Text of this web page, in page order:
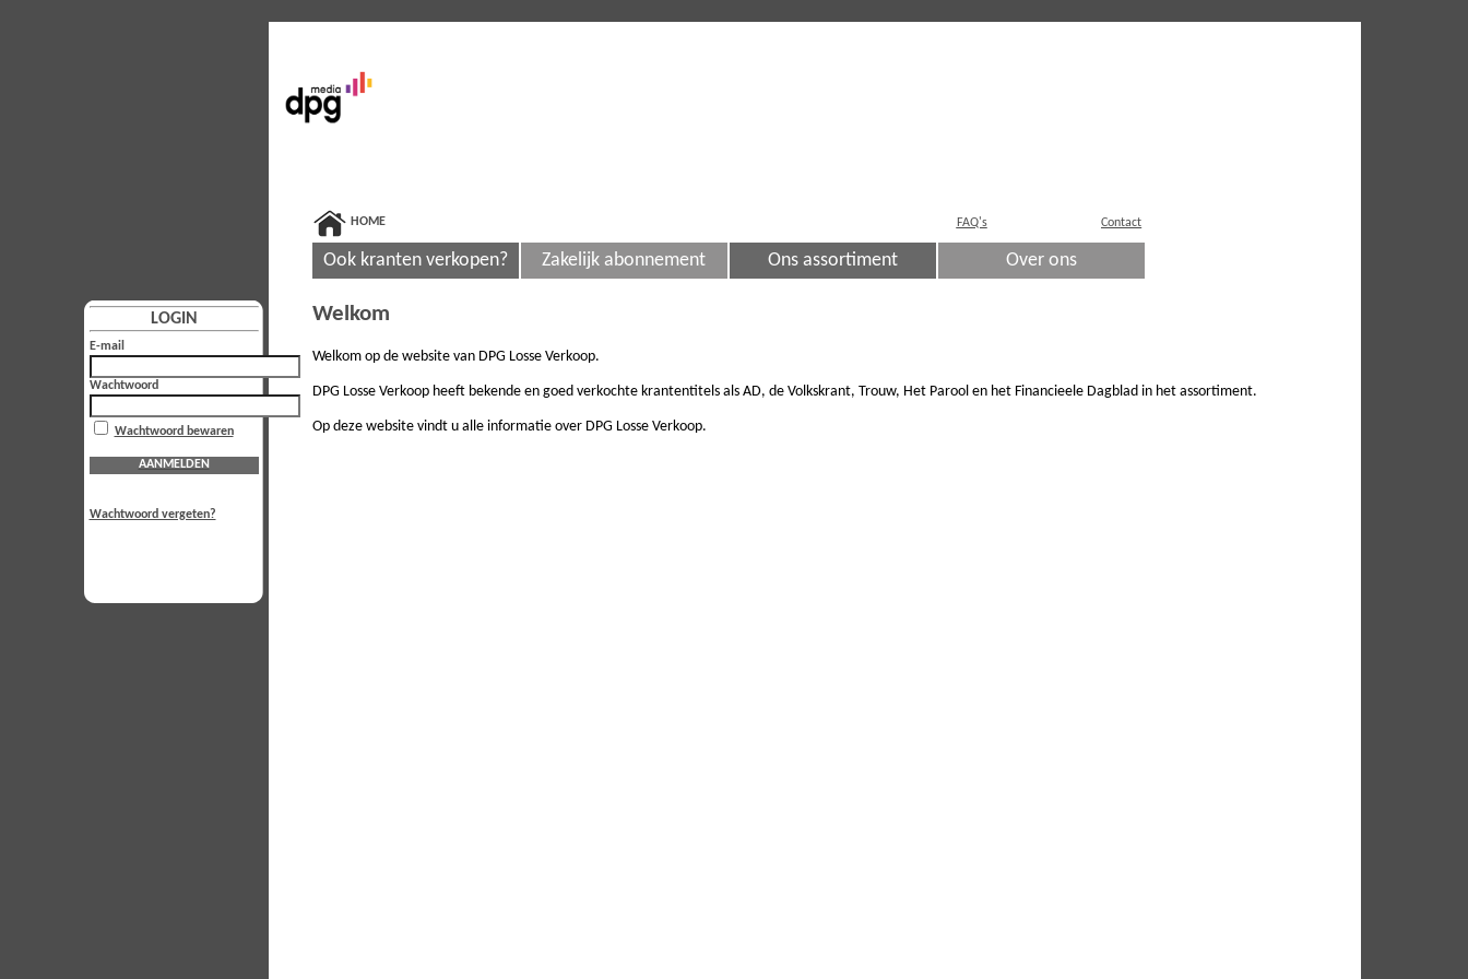
HOME FAQ's Contact
Ook kranten verkopen? Zakelijk abonnement Ons assortiment Over ons
LOGIN
E-mail
Wachtwoord
Wachtwoord bewaren
AANMELDEN
Wachtwoord vergeten?
Welkom
Welkom op de website van DPG Losse Verkoop.
DPG Losse Verkoop heeft bekende en goed verkochte krantentitels als AD, de Volkskrant, Trouw, Het Parool en het Financieele Dagblad in het assortiment.
Op deze website vindt u alle informatie over DPG Losse Verkoop.